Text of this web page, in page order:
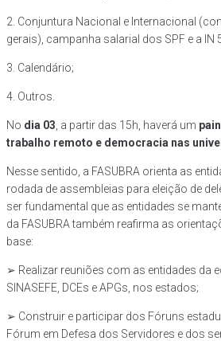
2. Conjuntura Nacional e Internacional
gerais), campanha salarial dos SPF e a IN
3. Calendário;
4. Outros.
No dia 03 , a partir das 15h, haverá um
trabalho remoto e democracia nas
Nesse sentido, a FASUBRA orienta as
rodada de assembleias para eleição de
ser fundamental que as entidades se
da FASUBRA também reafirma as
base:
➢ Realizar reuniões com as entidades da
SINASEFE, DCEs e APGs, nos estados;
➢ Construir e participar dos Fóruns
Fórum em Defesa dos Servidores e dos